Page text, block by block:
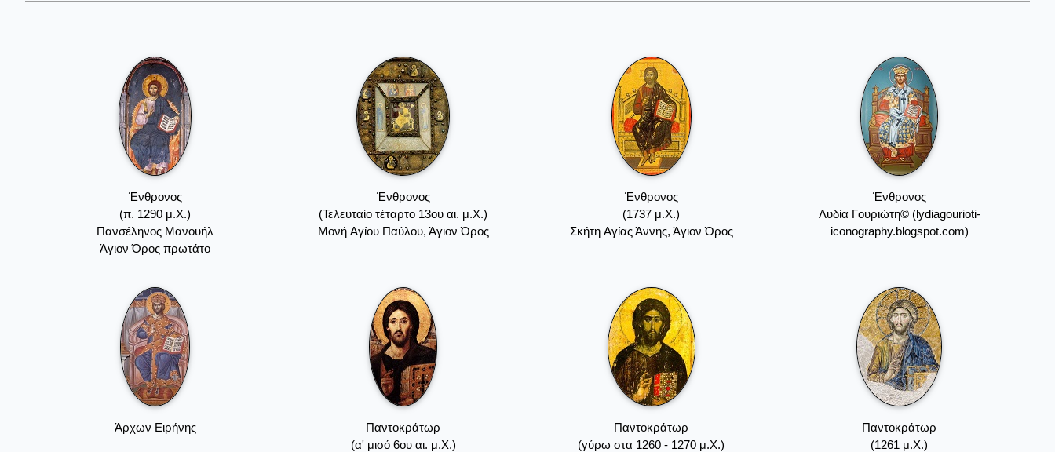
Ένθρονος
(π. 1290 μ.Χ.)
Πανσέληνος Μανουήλ
Άγιον Όρος πρωτάτο
Ένθρονος
(Τελευταίο τέταρτο 13ου αι. μ.Χ.)
Mονή Aγίου Παύλου, Άγιον Όρος
Ένθρονος
(1737 μ.Χ.)
Σκήτη Aγίας Άννης, Άγιον Όρος
Ένθρονος
Λυδία Γουριώτη© (lydiagourioti-
iconography.blogspot.com)
Άρχων Ειρήνης
Παντοκράτωρ
(α' μισό 6ου αι. μ.Χ.)
Παντοκράτωρ
(γύρω στα 1260 - 1270 μ.Χ.)
Παντοκράτωρ
(1261 μ.Χ.)